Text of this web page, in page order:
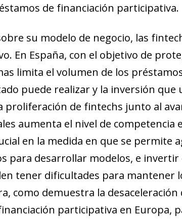
de financiación participativa.
su modelo de negocio, las
En España, con el objetivo de
limita el volumen de los
puede realizar y la inversión
proliferación de fintechs junto al
aumenta el nivel de competencia
en la medida en que se permite
para desarrollar modelos, e invertir
tener dificultades para mantener
como demuestra la
participativa en Europa,